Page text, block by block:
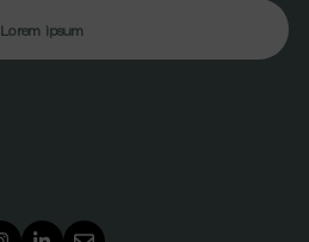
Lorem ipsum